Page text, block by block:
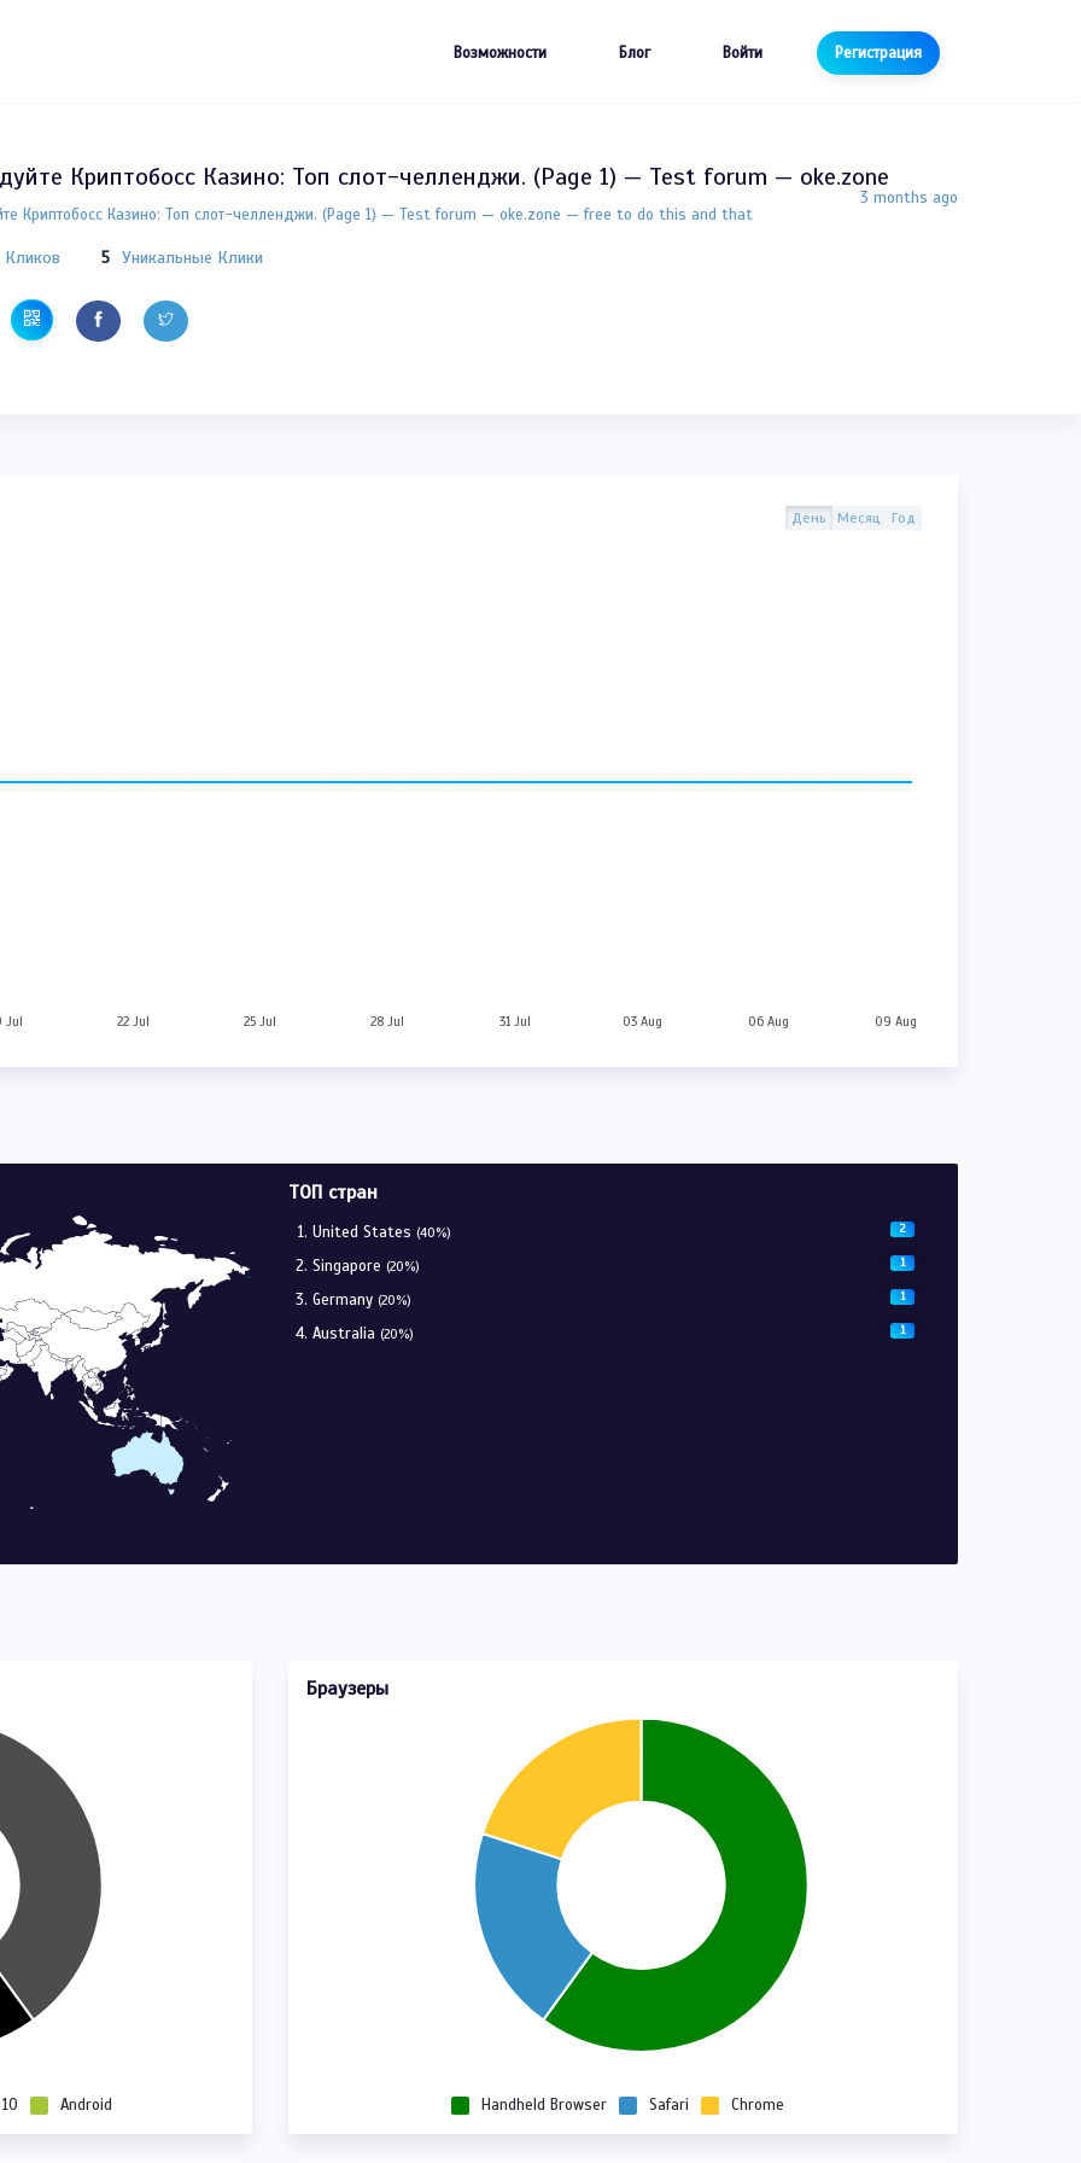
Возможности Блог Войти Регистрация
Криптобосс Казино: Топ слот-челленджи. (Page 1) — Test forum — oke.zone
3 months ago
Криптобосс Казино: Топ слот-челленджи. (Page 1) — Test forum — oke.zone — free to do this and that
Кликов 5 Уникальные Клики
День Месяц Год
Jul 22 Jul 25 Jul 28 Jul 31 Jul 03 Aug 06 Aug 09 Aug
ТОП стран
United States (40%) 2
Singapore (20%) 1
Germany (20%) 1
Australia (20%) 1
Android
Браузеры
Handheld Browser Safari Chrome